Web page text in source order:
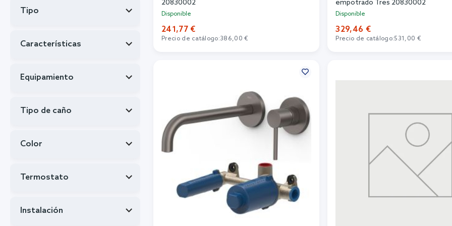
20830002
Disponible
241,77 €
Precio de catálogo:386,00 €
empotrado Tres 20830002
Disponible
329,46 €
Precio de catálogo:531,00 €
Tipo
Características
Equipamiento
Tipo de caño
Color
Termostato
Instalación